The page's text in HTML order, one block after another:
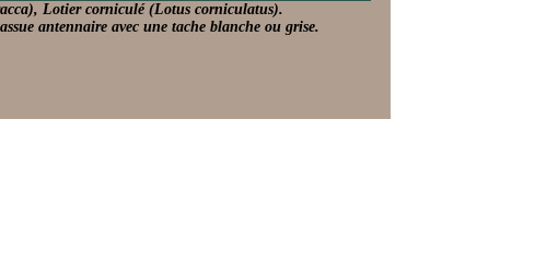
Lotier corniculé (Lotus corniculatus).
antennaire avec une tache blanche ou grise.